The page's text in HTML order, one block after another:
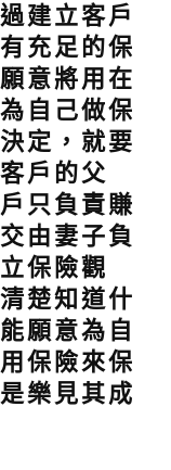
建立客戶
充足的保
意將用在
自己做保
定，就要
戶的父
只負責賺
由妻子負
保險觀
楚知道什
願意為自
保險來保
樂見其成